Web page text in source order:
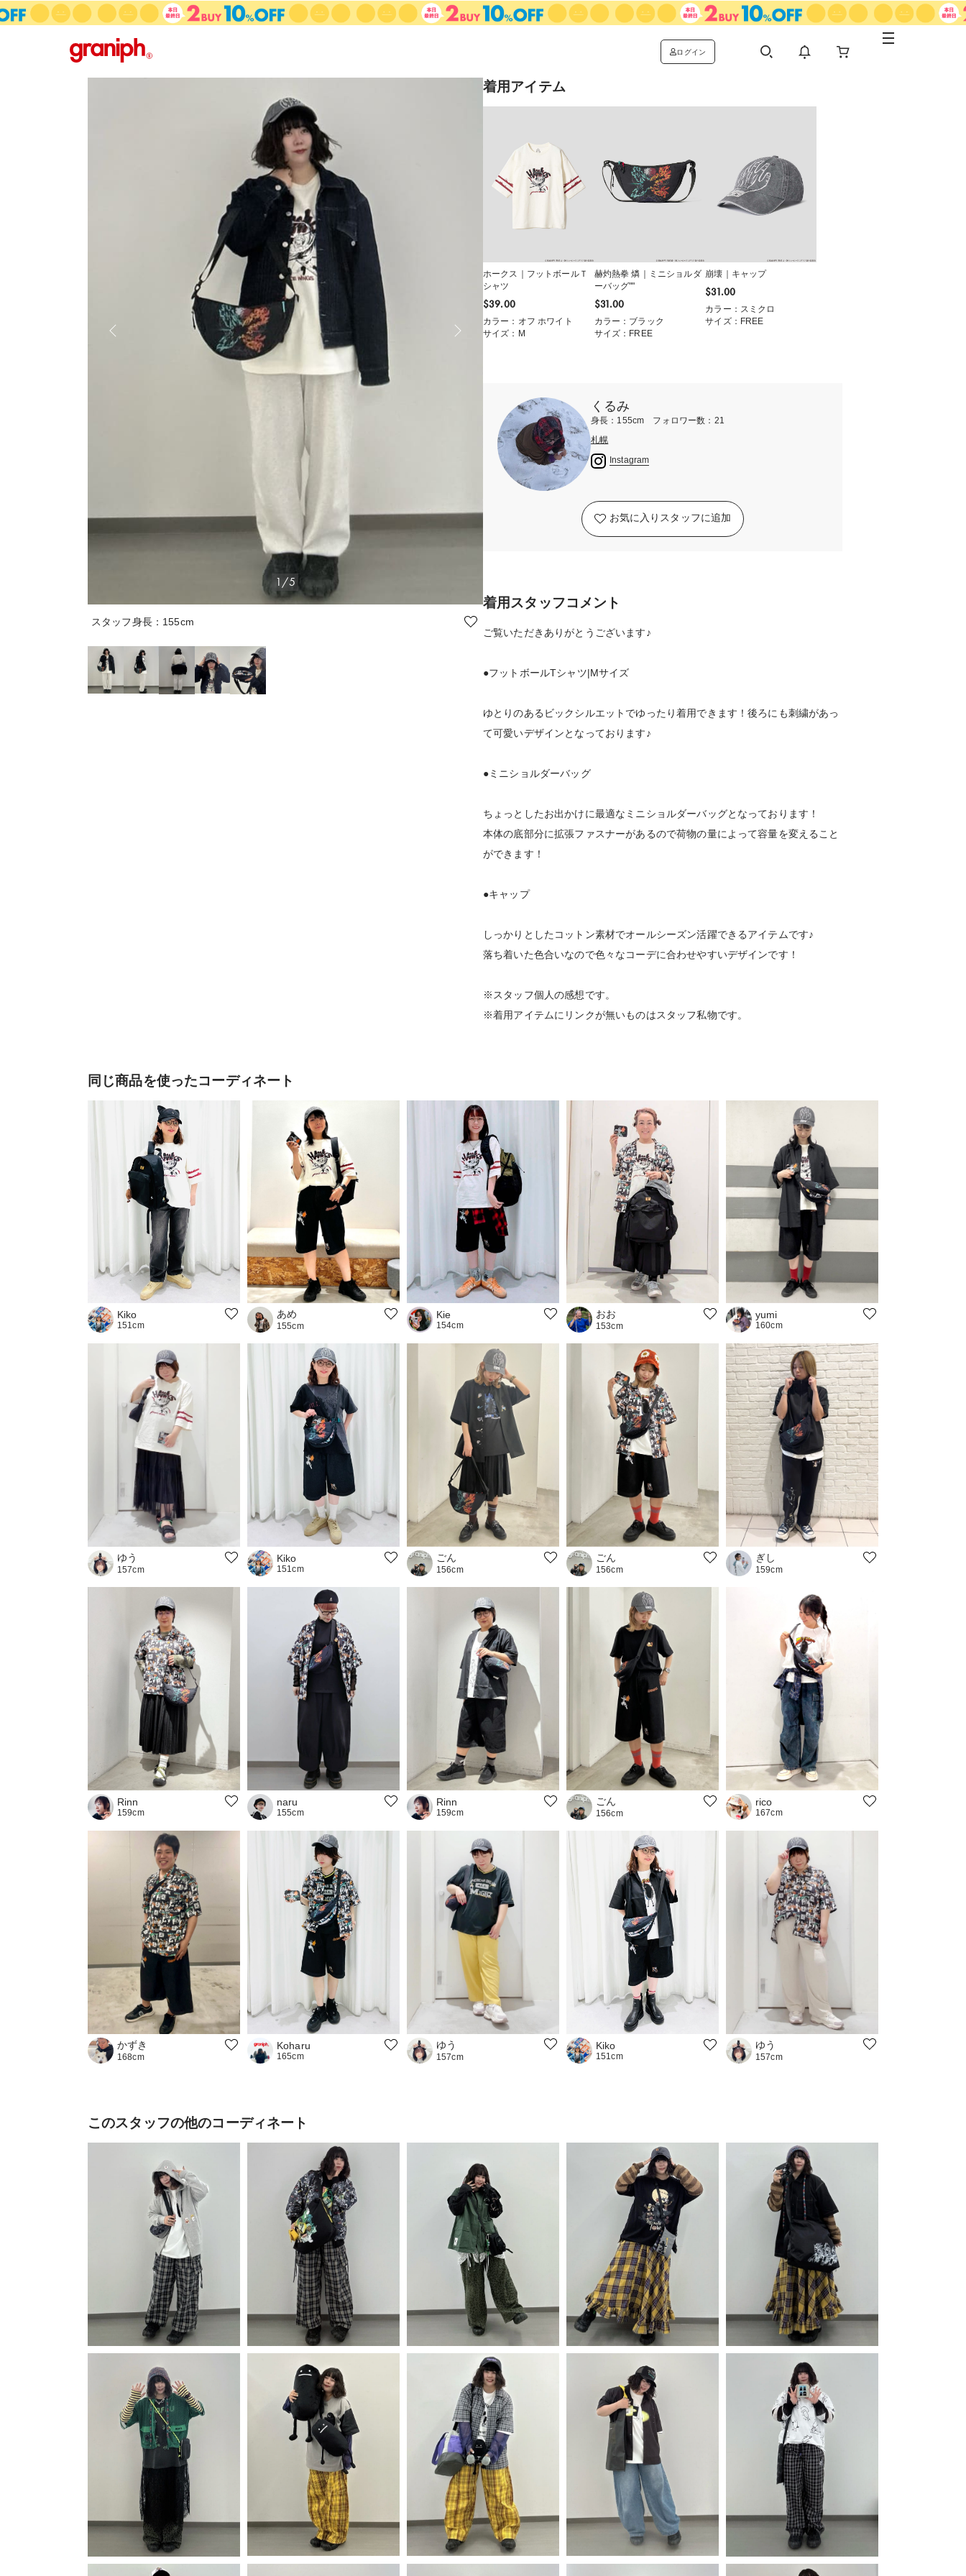
ログイン
1/5
スタッフ身長：155cm
着用アイテム
ホークス｜フットボールＴ
シャツ
$‌39.00
カラー：オフ ホワイト
サイズ：M
赫灼熱拳 燐｜ミニショルダ
ーバッグ""
$‌31.00
カラー：ブラック
サイズ：FREE
崩壊｜キャップ
$‌31.00
カラー：スミクロ
サイズ：FREE
くるみ
身長：155cm フォロワー数：21
札幌
Instagram
お気に入りスタッフに追加
着用スタッフコメント
ご覧いただきありがとうございます♪
●フットボールTシャツ|Mサイズ
ゆとりのあるビックシルエットでゆったり着用できます！後ろにも刺繍があっ
て可愛いデザインとなっております♪
●ミニショルダーバッグ
ちょっとしたお出かけに最適なミニショルダーバッグとなっております！
本体の底部分に拡張ファスナーがあるので荷物の量によって容量を変えること
ができます！
●キャップ
しっかりとしたコットン素材でオールシーズン活躍できるアイテムです♪
落ち着いた色合いなので色々なコーデに合わせやすいデザインです！
※スタッフ個人の感想です。
※着用アイテムにリンクが無いものはスタッフ私物です。
同じ商品を使ったコーディネート
Kiko
151cm
あめ
155cm
Kie
154cm
おお
153cm
yumi
160cm
ゆう
157cm
Kiko
151cm
ごん
156cm
ごん
156cm
ぎし
159cm
Rinn
159cm
naru
155cm
Rinn
159cm
ごん
156cm
rico
167cm
かずき
168cm
Koharu
165cm
ゆう
157cm
Kiko
151cm
ゆう
157cm
このスタッフの他のコーディネート